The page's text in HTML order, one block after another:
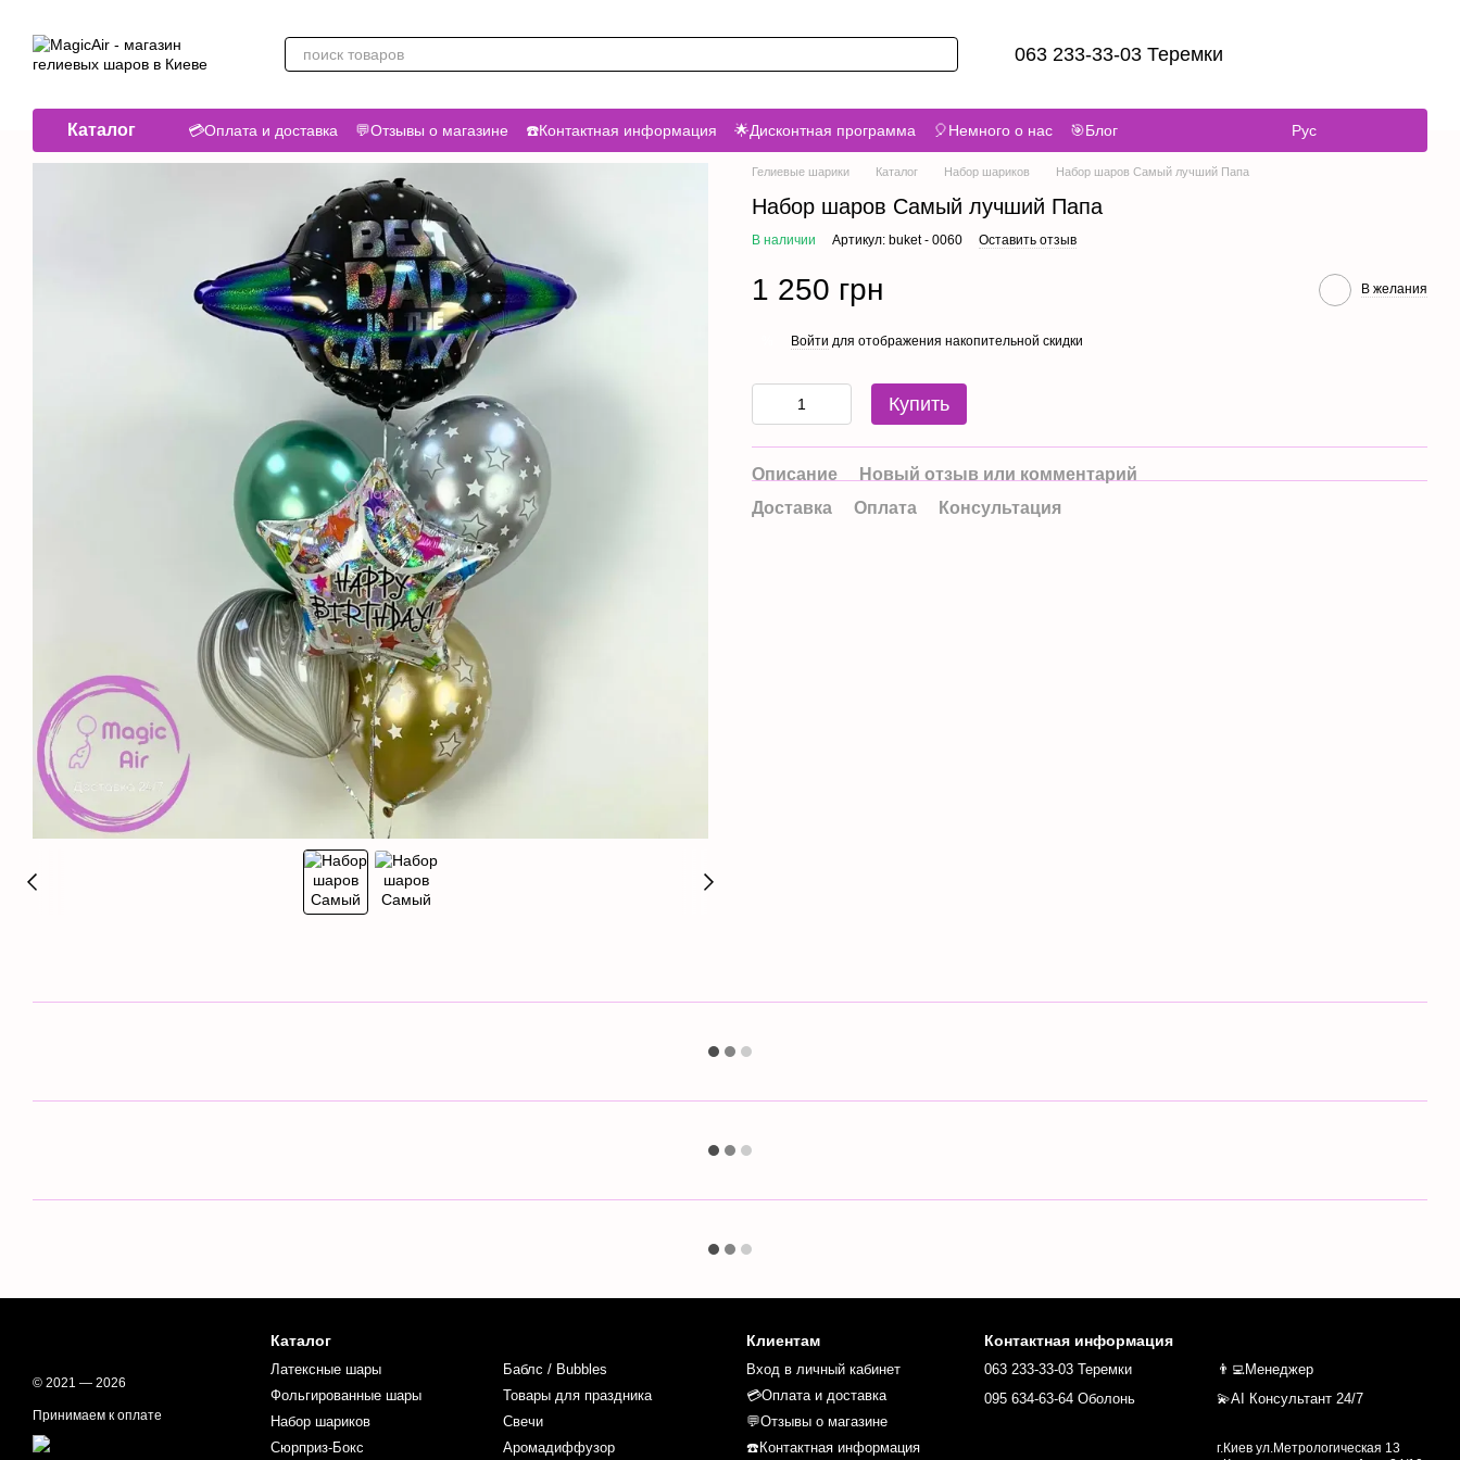
063 233-33-03 Теремки
Каталог 💳Оплата и доставка 💬Отзывы о магазине ☎️Контактная информация 🌟Дисконтная программа 🎈Немного о нас 🎯Блог Рус
Гелиевые шарики Каталог Набор шариков Набор шаров Самый лучший Папа
Набор шаров Самый лучший Папа
В наличии Артикул: buket - 0060 Оставить отзыв
1 250 грн В желания
Войти для отображения накопительной скидки
Купить
Описание
Новый отзыв или комментарий
Доставка
Оплата Консультация
© 2021 — 2026
Принимаем к оплате
Каталог
Латексные шары
Фольгированные шары
Набор шариков
Сюрприз-Бокс
Баблс / Bubbles
Товары для праздника
Свечи
Аромадиффузор
Клиентам
Вход в личный кабинет
💳Оплата и доставка
💬Отзывы о магазине
☎️Контактная информация
Контактная информация
063 233-33-03 Теремки
095 634-63-64 Оболонь
👨‍💻Менеджер
💫AI Консультант 24/7
г.Киев ул.Метрологическая 13